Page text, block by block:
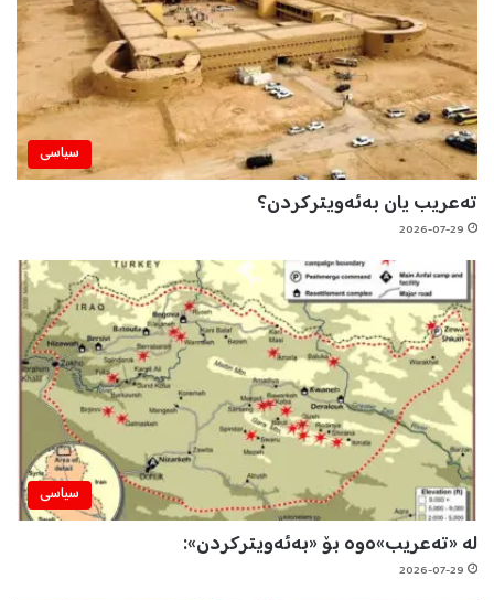
سیاسی
تەعریب یان بەئەویترکردن؟
2026-07-29
سیاسی
لە «تەعریب»ەوە بۆ «بەئەویترکردن»:
2026-07-29